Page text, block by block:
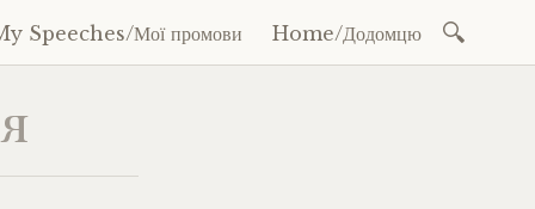
Speeches/Мої промови Home/Додомцю